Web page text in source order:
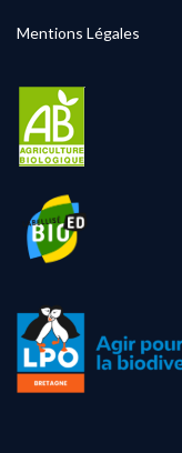
Mentions Légales